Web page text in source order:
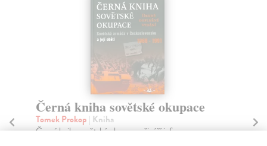
Most špionů aneb má cesta z
pekla ke svobodě
Tomek Prokop| Kniha